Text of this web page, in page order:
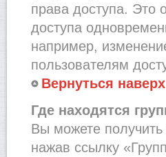
права доступа. Это
доступа
например,
пользователям
Вернуться наверх
Где находятся
Вы можете
нажав ссылку